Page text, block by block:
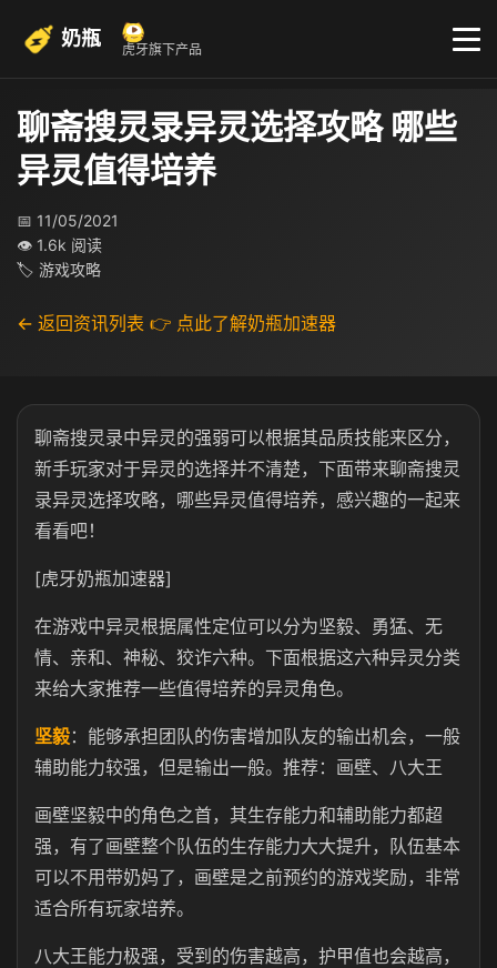
奶瓶 虎牙旗下产品
聊斋搜灵录异灵选择攻略 哪些
异灵值得培养
📅 11/05/2021
👁 1.6k 阅读
🏷 游戏攻略
← 返回资讯列表 👉 点此了解奶瓶加速器
聊斋搜灵录中异灵的强弱可以根据其品质技能来区分，
新手玩家对于异灵的选择并不清楚，下面带来聊斋搜灵
录异灵选择攻略，哪些异灵值得培养，感兴趣的一起来
看看吧！
[虎牙奶瓶加速器]
在游戏中异灵根据属性定位可以分为坚毅、勇猛、无
情、亲和、神秘、狡诈六种。下面根据这六种异灵分类
来给大家推荐一些值得培养的异灵角色。
坚毅：能够承担团队的伤害增加队友的输出机会，一般
辅助能力较强，但是输出一般。推荐：画壁、八大王
画壁坚毅中的角色之首，其生存能力和辅助能力都超
强，有了画壁整个队伍的生存能力大大提升，队伍基本
可以不用带奶妈了，画壁是之前预约的游戏奖励，非常
适合所有玩家培养。
八大王能力极强，受到的伤害越高，护甲值也会越高，